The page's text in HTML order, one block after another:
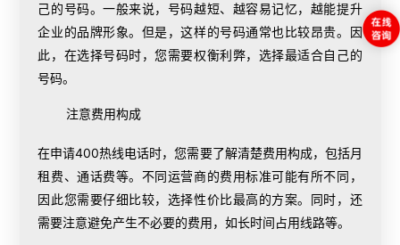
己的号码。一般来说，号码越短、越容易记忆，越能提升
企业的品牌形象。但是，这样的号码通常也比较昂贵。因
此，在选择号码时，您需要权衡利弊，选择最适合自己的
号码。
注意费用构成
在申请400热线电话时，您需要了解清楚费用构成，包括月
租费、通话费等。不同运营商的费用标准可能有所不同，
因此您需要仔细比较，选择性价比最高的方案。同时，还
需要注意避免产生不必要的费用，如长时间占用线路等。